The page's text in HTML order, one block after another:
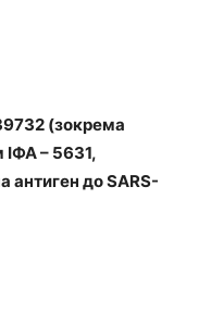
(зокрема
– 5631,
антиген до SARS-